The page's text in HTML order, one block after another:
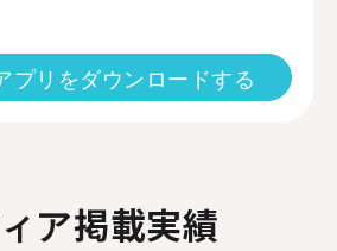
プリをダウンロードする
ア掲載実績